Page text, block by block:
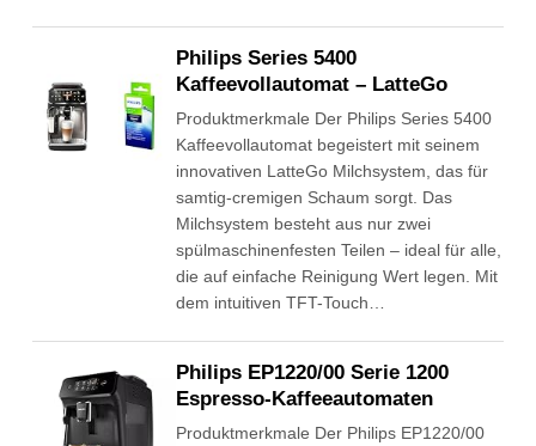
Philips Series 5400
Kaffeevollautomat – LatteGo
Produktmerkmale Der Philips Series 5400
Kaffeevollautomat begeistert mit seinem
innovativen LatteGo Milchsystem, das für
samtig-cremigen Schaum sorgt. Das
Milchsystem besteht aus nur zwei
spülmaschinenfesten Teilen – ideal für alle,
die auf einfache Reinigung Wert legen. Mit
dem intuitiven TFT-Touch…
Philips EP1220/00 Serie 1200
Espresso-Kaffeeautomaten
Produktmerkmale Der Philips EP1220/00